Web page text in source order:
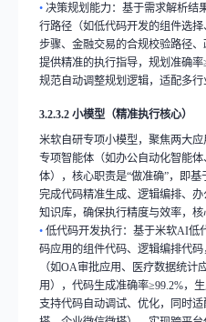
• 决策规划能力：基于需求解析结
行路径（如低代码开发的组件选
步骤、金融交易的合规校验路径
提供精准的执行指导，规划准确率
规范自动调整规划逻辑，适配多行
3.2.3.2小模型（精准执行核心）
米软自研专项小模型，聚焦两大
专项智能体（如办公自动化智能
体），核心职责是“做准确”，即基
完成代码精准生成、逻辑编排、
知识库，确保执行精度与效率，核
• 低代码开发执行：基于米软AI低
码应用的组件代码、逻辑编排代
（如OA审批应用、医疗数据统计
用），代码生成准确率≥99.2%，
支持代码自动调试、优化，同时